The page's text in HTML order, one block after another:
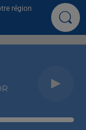
région